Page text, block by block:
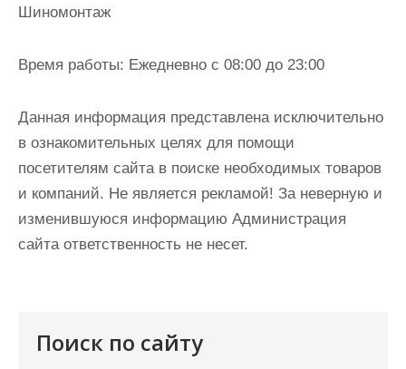
Шиномонтаж
Время работы: Ежедневно с 08:00 до 23:00
Данная информация представлена исключительно
в ознакомительных целях для помощи
посетителям сайта в поиске необходимых товаров
и компаний. Не является рекламой! За неверную и
изменившуюся информацию Администрация
сайта ответственность не несет.
Поиск по сайту